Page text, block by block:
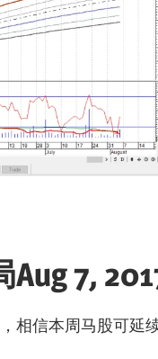
7,
相信本周马股可延